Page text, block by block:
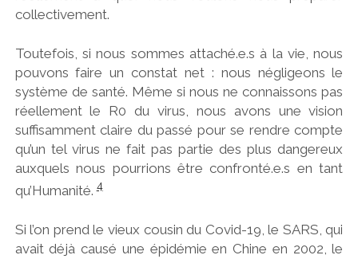
collectivement.
Toutefois, si nous sommes attaché.e.s à la vie, nous
pouvons faire un constat net : nous négligeons le
système de santé. Même si nous ne connaissons pas
réellement le R0 du virus, nous avons une vision
suffisamment claire du passé pour se rendre compte
qu’un tel virus ne fait pas partie des plus dangereux
auxquels nous pourrions être confronté.e.s en tant
qu’Humanité.4
Si l’on prend le vieux cousin du Covid-19, le SARS, qui
avait déjà causé une épidémie en Chine en 2002, le